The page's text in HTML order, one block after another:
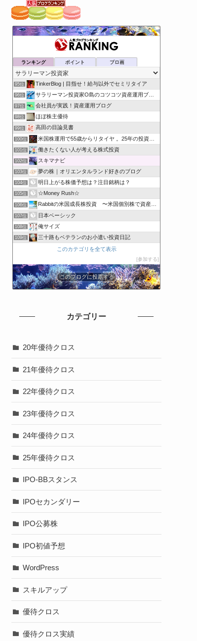
ランキング ポイント ブロ画
95位 TinkerBlog | 目指せ！給与以外でセミリタイア
96位 サラリーマン投資家O島のコツコツ資産運用ブログ | ゆっく…
97位 会社員が実践！資産運用ブログ
98位 ほぼ株主優待
99位 高田の目論見書
100位 米国株運用で55歳からリタイヤ 。25年の投資経験
101位 働きたくない人が考える株式投資
102位 スキマナビ
103位 夢の株｜オリエンタルランド好きのブログ
104位 明日上がる株価予想は？注目銘柄は？
105位 ☆Money Rush☆
106位 Rabbitの米国成長株投資 〜米国個別株で資産を増やす〜
107位 日本ベーシック
108位 俺サイズ
109位 三十路もベテランのお小遣い投資日記
このカテゴリを全て表示
参加する
このブログに投票する
カテゴリー
20年優待クロス
21年優待クロス
22年優待クロス
23年優待クロス
24年優待クロス
25年優待クロス
IPO-BBスタンス
IPOセカンダリー
IPO公募株
IPO初値予想
WordPress
スキルアップ
優待クロス
優待クロス実績